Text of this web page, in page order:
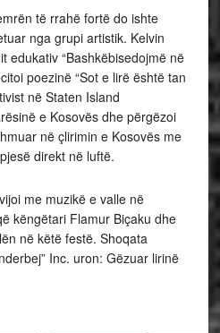
të rrahë fortë do ishte
nga grupi artistik. Kelvin
edukativ “Bashkëbisedojmë në
poezinë “Sot e lirë është tan
në Staten Island
e Kosovës dhe përgëzoi
në çlirimin e Kosovës me
direkt në luftë.
me muzikë e valle në
këngëtari Flamur Biçaku dhe
në këtë festë. Shoqata
Inc. uron: Gëzuar lirinë